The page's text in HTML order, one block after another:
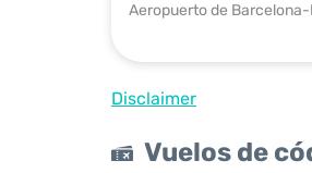
Aeropuerto de Barcelona-
Disclaimer
Vuelos de